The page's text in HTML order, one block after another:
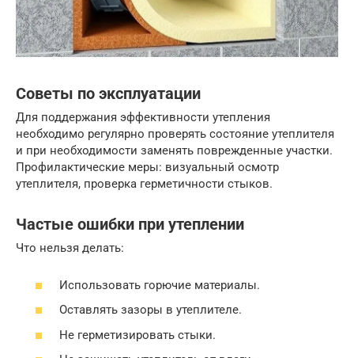
Советы по эксплуатации
Для поддержания эффективности утепления
необходимо регулярно проверять состояние утеплителя
и при необходимости заменять поврежденные участки.
Профилактические меры: визуальный осмотр
утеплителя, проверка герметичности стыков.
Частые ошибки при утеплении
Что нельзя делать:
Использовать горючие материалы.
Оставлять зазоры в утеплителе.
Не герметизировать стыки.